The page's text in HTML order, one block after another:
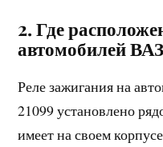
2. Где
автомобилей
Реле зажигания на
21099 установлено
имеет на своем